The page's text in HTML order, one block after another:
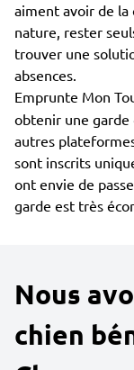
aiment avoir de la
nature, rester
trouver une
absences.
Emprunte Mon
obtenir une garde
autres
sont inscrits
ont envie de
garde est très
Nous
chien